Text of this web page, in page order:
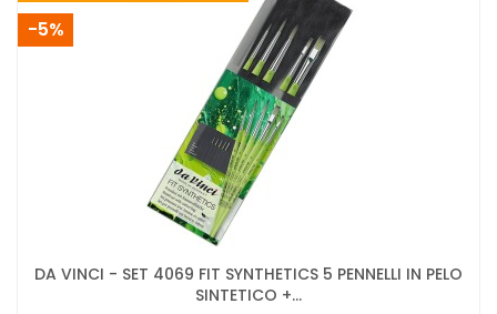
DA VINCI - SET 4069 FIT SYNTHETICS 5 PENNELLI IN PELO
SINTETICO +...
-5%